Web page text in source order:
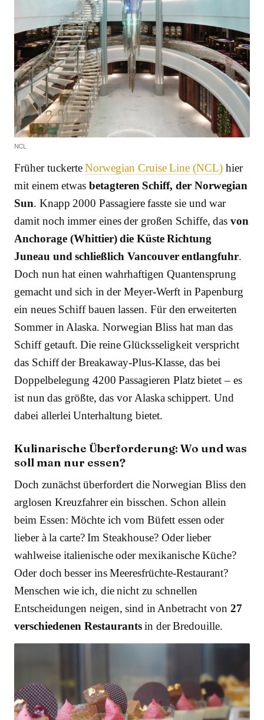
NCL
Früher tuckerteNorwegian Cruise Line (NCL) hier
mit einem etwas betagteren Schiff, der Norwegian
Sun. Knapp 2000 Passagiere fasste sie und war
damit noch immer eines der großen Schiffe, das von
Anchorage (Whittier) die Küste Richtung
Juneau und schließlich Vancouver entlangfuhr.
Doch nun hat einen wahrhaftigen Quantensprung
gemacht und sich in der Meyer-Werft in Papenburg
ein neues Schiff bauen lassen. Für den erweiterten
Sommer in Alaska. Norwegian Bliss hat man das
Schiff getauft. Die reine Glücksseligkeit verspricht
das Schiff der Breakaway-Plus-Klasse, das bei
Doppelbelegung 4200 Passagieren Platz bietet – es
ist nun das größte, das vor Alaska schippert. Und
dabei allerlei Unterhaltung bietet.
Kulinarische Überforderung: Wo und was
soll man nur essen?
Doch zunächst überfordert die Norwegian Bliss den
arglosen Kreuzfahrer ein bisschen. Schon allein
beim Essen: Möchte ich vom Büfett essen oder
lieber à la carte? Im Steakhouse? Oder lieber
wahlweise italienische oder mexikanische Küche?
Oder doch besser ins Meeresfrüchte-Restaurant?
Menschen wie ich, die nicht zu schnellen
Entscheidungen neigen, sind in Anbetracht von 27
verschiedenen Restaurantsin der Bredouille.